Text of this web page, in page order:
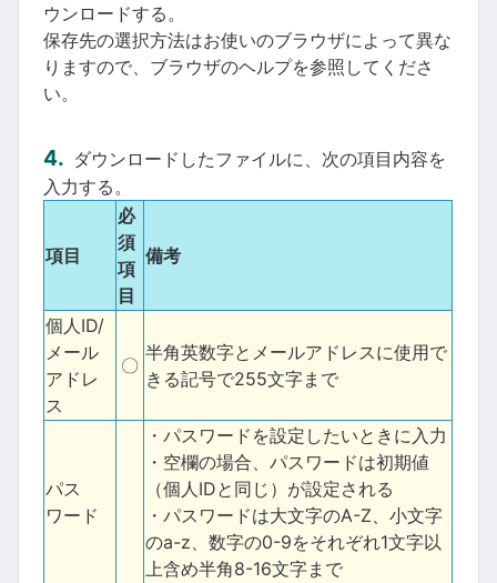
ウンロードする。
保存先の選択方法はお使いのブラウザによって異な
りますので、ブラウザのヘルプを参照してくださ
い。
ダウンロードしたファイルに、次の項目内容を
入力する。
項目
必
須
項
目
備考
個人ID/
メール
アドレ
ス
〇
半角英数字とメールアドレスに使用で
きる記号で255文字まで
パス
ワード
・パスワードを設定したいときに入力
・空欄の場合、パスワードは初期値
（個人IDと同じ）が設定される
・パスワードは大文字のA-Z、小文字
のa-z、数字の0-9をそれぞれ1文字以
上含め半角8-16文字まで